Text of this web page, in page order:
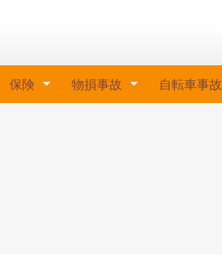
保険 物損事故 自転車事故